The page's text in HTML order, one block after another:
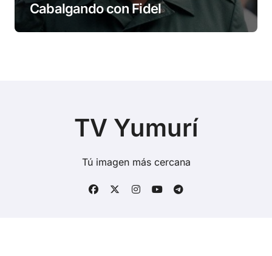
Cabalgando con Fidel
TV Yumurí
Tú imagen más cercana